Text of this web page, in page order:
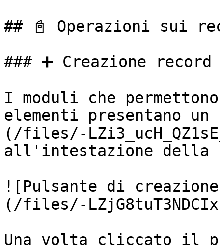
## 📓 Operazioni sui
### ➕ Creazione record
I moduli che
elementi presentano
(/files/-
all'intestazione della
![Pulsante di
(/files/-
Una volta cliccato il